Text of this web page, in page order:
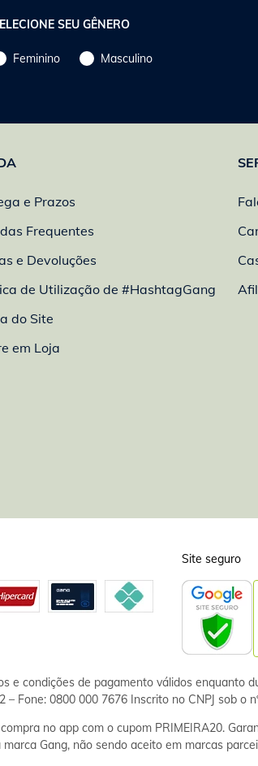
SEU GÊNERO
Feminino Masculino
e Prazos
Frequentes
e Devoluções
de Utilização de #HashtagGang
do Site
em Loja
Site seguro
e condições de pagamento válidos enquanto
Fone: 0800 000 7676 Inscrito no CNPJ sob o
no app com o cupom PRIMEIRA20.
Gang, não sendo aceito em marcas